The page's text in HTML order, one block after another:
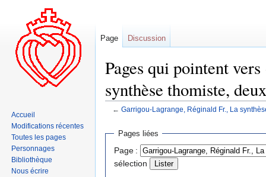
Pages qui pointent
synthèse thomiste,
← Garrigou-Lagrange, Réginald Fr., La
Aller
navigation
Aller
recherche
Pages liées
Page :
sélection
Page Discussion
Accueil
Modifications récentes
Toutes les pages
Personnages
Bibliothèque
Nous écrire